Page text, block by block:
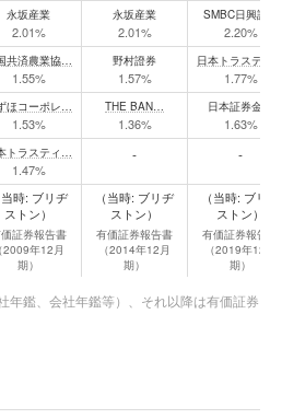
永坂産業
2.01%
永坂産業
2.01%
SMBC日興証券
2.20%
共済農業協…
1.55%
野村證券
1.57%
日本トラスティ
1.77%
ほコーポレ…
1.53%
THE BAN…
1.36%
日本証券金融
1.63%
トラスティ…
1.47%
- -
当時: ブリヂ
ストン）
証券報告書
（2009年12月
期）
（当時: ブリヂ
ストン）
有価証券報告書
（2014年12月
期）
（当時: ブリヂ
ストン）
有価証券報告書
（2019年12月
期）
鑑、会社年鑑等）、それ以降は有価証券